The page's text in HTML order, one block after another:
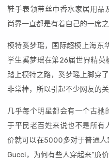
鞋手表领带丝巾香水家居用品
尚界一直都是有着自己的一席之
模特奚梦瑶，国际超模上海东
学生奚梦瑶在第26届世界精英
踏上模特之路，奚梦瑶上脚穿
非常棒，所以引起不少网友的关
几乎每个明星都会有一个古驰
于平民老百姓来说也不是所有
价就可以在5000多对于普通
Gucci，为何有些人穿起来“廉价